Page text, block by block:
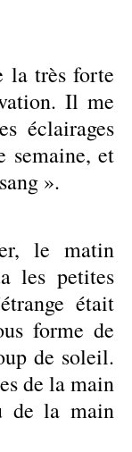
la très forte
Il me
éclairages
semaine, et
».
le matin
les petites
était
forme de
de soleil.
de la main
de la main